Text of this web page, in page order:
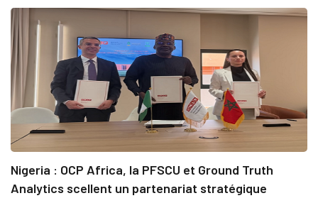
Nigeria : OCP Africa, la PFSCU et Ground Truth
Analytics scellent un partenariat stratégique